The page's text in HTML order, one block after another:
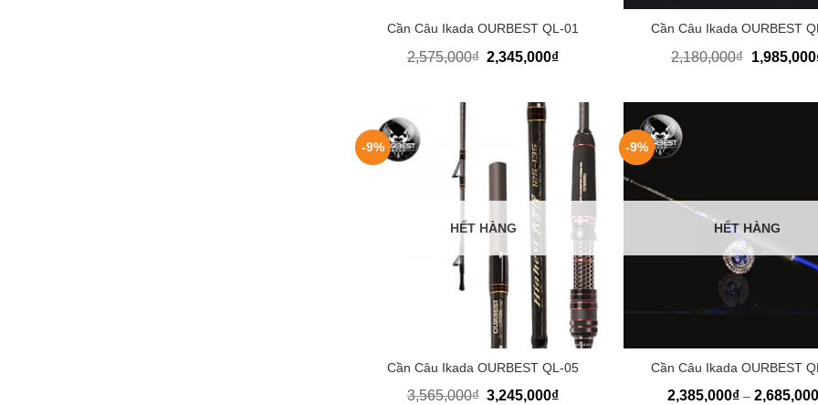
Cần Câu Ikada OURBEST QL-01
2,575,000₫ 2,345,000₫
Cần Câu Ikada OURBEST
2,180,000₫ 1,985,000
-9%
HẾT HÀNG
Cần Câu Ikada OURBEST QL-05
3,565,000₫ 3,245,000₫
-9%
HẾT HÀNG
Cần Câu Ikada OURBEST
2,385,000₫ – 2,685,000